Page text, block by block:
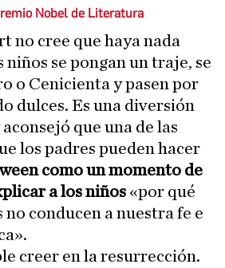
Nobel de Literatura
no cree que haya nada
niños se pongan un traje, se
o Cenicienta y pasen por
dulces. Es una diversión
que una de las
los padres pueden hacer
como un momento de
a los niños «por qué
conducen a nuestra fe e
creer en la resurrección.